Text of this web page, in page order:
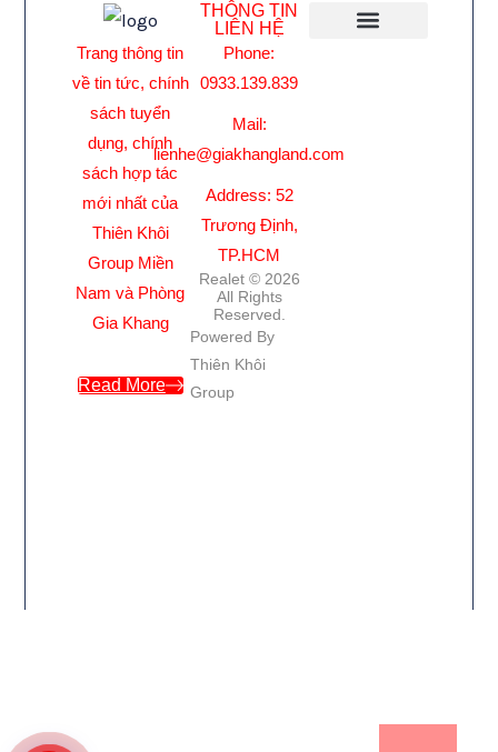
Trang thông tin
về tin tức, chính
sách tuyển
dụng, chính
sách hợp tác
mới nhất của
Thiên Khôi
Group Miền
Nam và Phòng
Gia Khang
Read More
THÔNG TIN
LIÊN HỆ
Phone:
0933.139.839
Mail:
lienhe@giakhangland.com
Address: 52
Trương Định,
TP.HCM
Realet © 2026
All Rights
Reserved.
Powered By
Thiên Khôi
Group